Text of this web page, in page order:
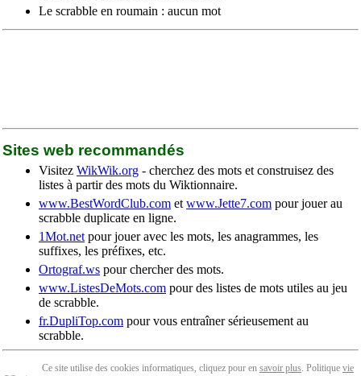
Le scrabble en roumain : aucun mot
Sites web recommandés
Visitez WikWik.org - cherchez des mots et construisez des
listes à partir des mots du Wiktionnaire.
www.BestWordClub.com et www.Jette7.com pour jouer au
scrabble duplicate en ligne.
1Mot.net pour jouer avec les mots, les anagrammes, les
suffixes, les préfixes, etc.
Ortograf.ws pour chercher des mots.
www.ListesDeMots.com pour des listes de mots utiles au jeu
de scrabble.
fr.DupliTop.com pour vous entraîner sérieusement au
scrabble.
Ce site utilise des cookies informatiques, cliquez pour en savoir plus. Politique vie